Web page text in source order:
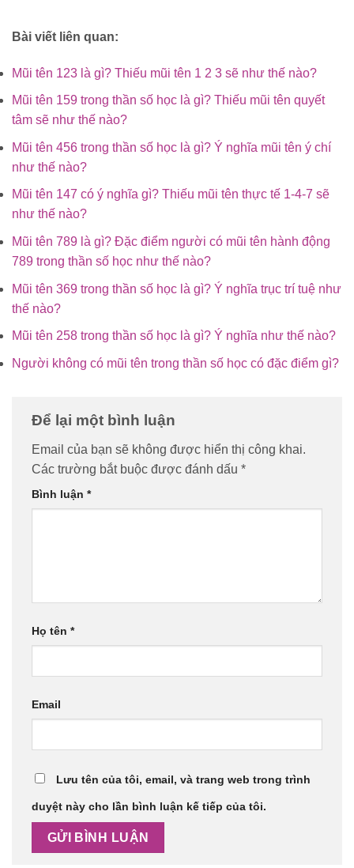
Bài viết liên quan:
Mũi tên 123 là gì? Thiếu mũi tên 1 2 3 sẽ như thế nào?
Mũi tên 159 trong thần số học là gì? Thiếu mũi tên quyết
tâm sẽ như thế nào?
Mũi tên 456 trong thần số học là gì? Ý nghĩa mũi tên ý chí
như thế nào?
Mũi tên 147 có ý nghĩa gì? Thiếu mũi tên thực tế 1-4-7 sẽ
như thế nào?
Mũi tên 789 là gì? Đặc điểm người có mũi tên hành động
789 trong thần số học như thế nào?
Mũi tên 369 trong thần số học là gì? Ý nghĩa trục trí tuệ như
thế nào?
Mũi tên 258 trong thần số học là gì? Ý nghĩa như thế nào?
Người không có mũi tên trong thần số học có đặc điểm gì?
Để lại một bình luận
Email của bạn sẽ không được hiển thị công khai.
Các trường bắt buộc được đánh dấu *
Bình luận *
Họ tên *
Email
Lưu tên của tôi, email, và trang web trong trình
duyệt này cho lần bình luận kế tiếp của tôi.